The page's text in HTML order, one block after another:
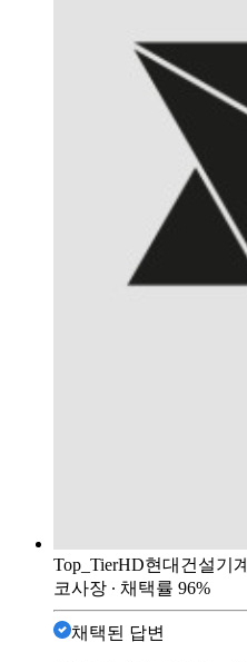
Top_TierHD현대건설기계
코사장 ∙ 채택률 96%
채택된 답변